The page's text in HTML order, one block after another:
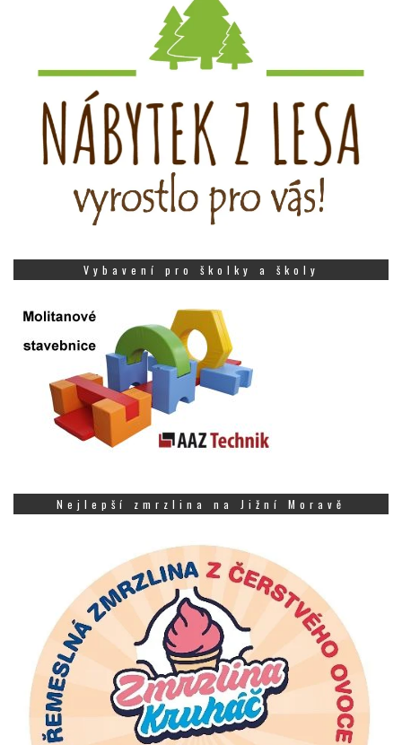
Vybavení pro školky a školy
Nejlepší zmrzlina na Jižní Moravě